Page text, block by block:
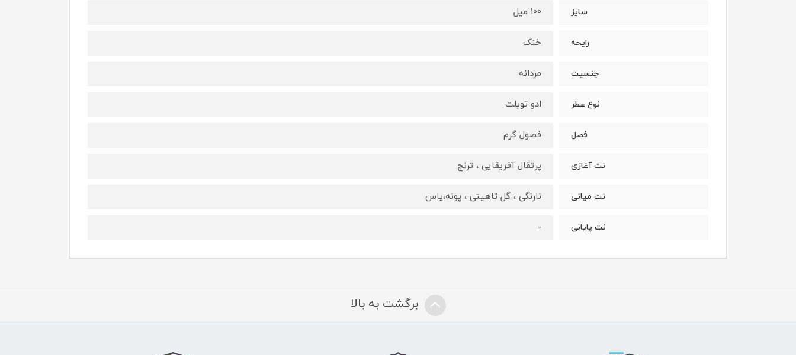
سایز 100 میل
رایحه خنک
جنسیت مردانه
نوع عطر ادو تویلت
فصل فصول گرم
نت آغازی پرتقال آفریقایی ، ترنج
نت میانی نارنگی ، گل تاهیتی ، پونه،یاس
نت پایانی -
برگشت به بالا